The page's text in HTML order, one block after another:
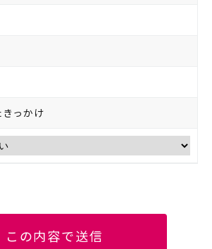
っかけ